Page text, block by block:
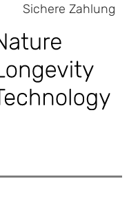
Sichere Zahlung